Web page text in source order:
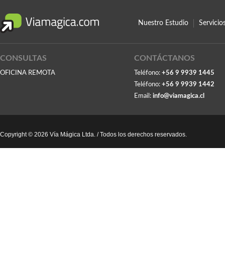
Nuestro Estudio
CONSULTAS
OFICINA REMOTA
CONTÁCTANOS
Teléfono: +56 9 9939 1445
Teléfono: +56 9 9939 1442
Email: info@viamagica.cl
Copyright © 2026 Vía Mágica Ltda. / Todos los derechos reservados.